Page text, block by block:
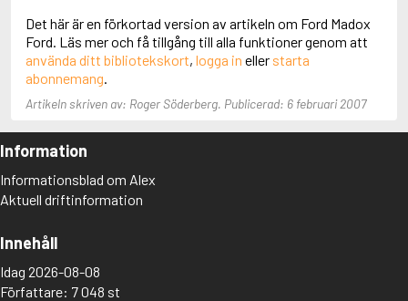
Det här är en förkortad version av artikeln om Ford Madox
Ford. Läs mer och få tillgång till alla funktioner genom att
använda ditt bibliotekskort, logga in eller starta
abonnemang
Artikeln skriven av: Roger Söderberg. Publicerad: 6 februari 2007
Information
Informationsblad om Alex
Aktuell driftinformation
Innehåll
Idag 2026-08-08
Författare: 7 048 st